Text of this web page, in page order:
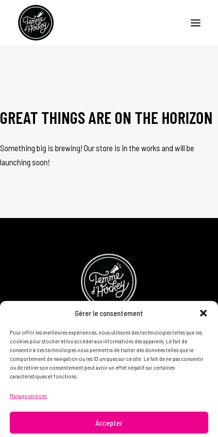
Gérer le consentement
Pour offrir les meilleures expériences, nous utilisons des technologies telles que les
cookies pour stocker et/ou accéder aux informations des appareils. Le fait de
consentir à ces technologies nous permettra de traiter des données telles que le
comportement de navigation ou les ID uniques sur ce site. Le fait de ne pas consentir
ou de retirer son consentement peut avoir un effet négatif sur certaines
caractéristiques et fonctions.
Manage services
Accepter
ARTICLES
CONTACT US
GREAT THINGS ARE ON THE HORIZON
Something big is brewing! Our store is in the works and will be
launching soon!
Refund and Returns Policy
Become a partner
info@femme.hockey